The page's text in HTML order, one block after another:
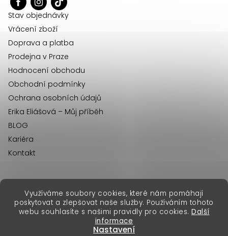
Využíváme soubory cookies, které nám pomáhají
poskytovat a zlepšovat naše služby. Používáním tohoto
webu souhlasíte s našimi pravidly pro cookies. Další
informace
Nastavení
Stav objednávky
Vrácení zboží
Doprava a platba
Prodejna v Praze
Hodnocení obchodu
Obchodní podmínky
Ochrana osobních údajů
Erika Eliášová – Můj příběh
BLOG
Kariéra
Kontakt
Vytvořil Shoptet Premium
Copyright 2026Erika Fashion. Všechna práva vyhrazena.
erikafashion.sk